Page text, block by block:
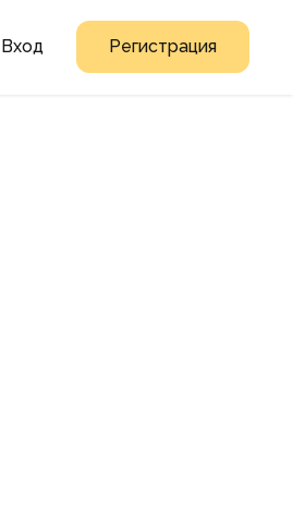
Вход Регистрация